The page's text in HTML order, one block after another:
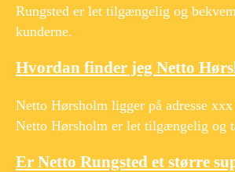
Rungsted er let tilgængelig og
kunderne.
Hvordan finder jeg Netto
Netto Hørsholm ligger på adresse
Netto Hørsholm er let tilgængelig og
Er Netto Rungsted et større